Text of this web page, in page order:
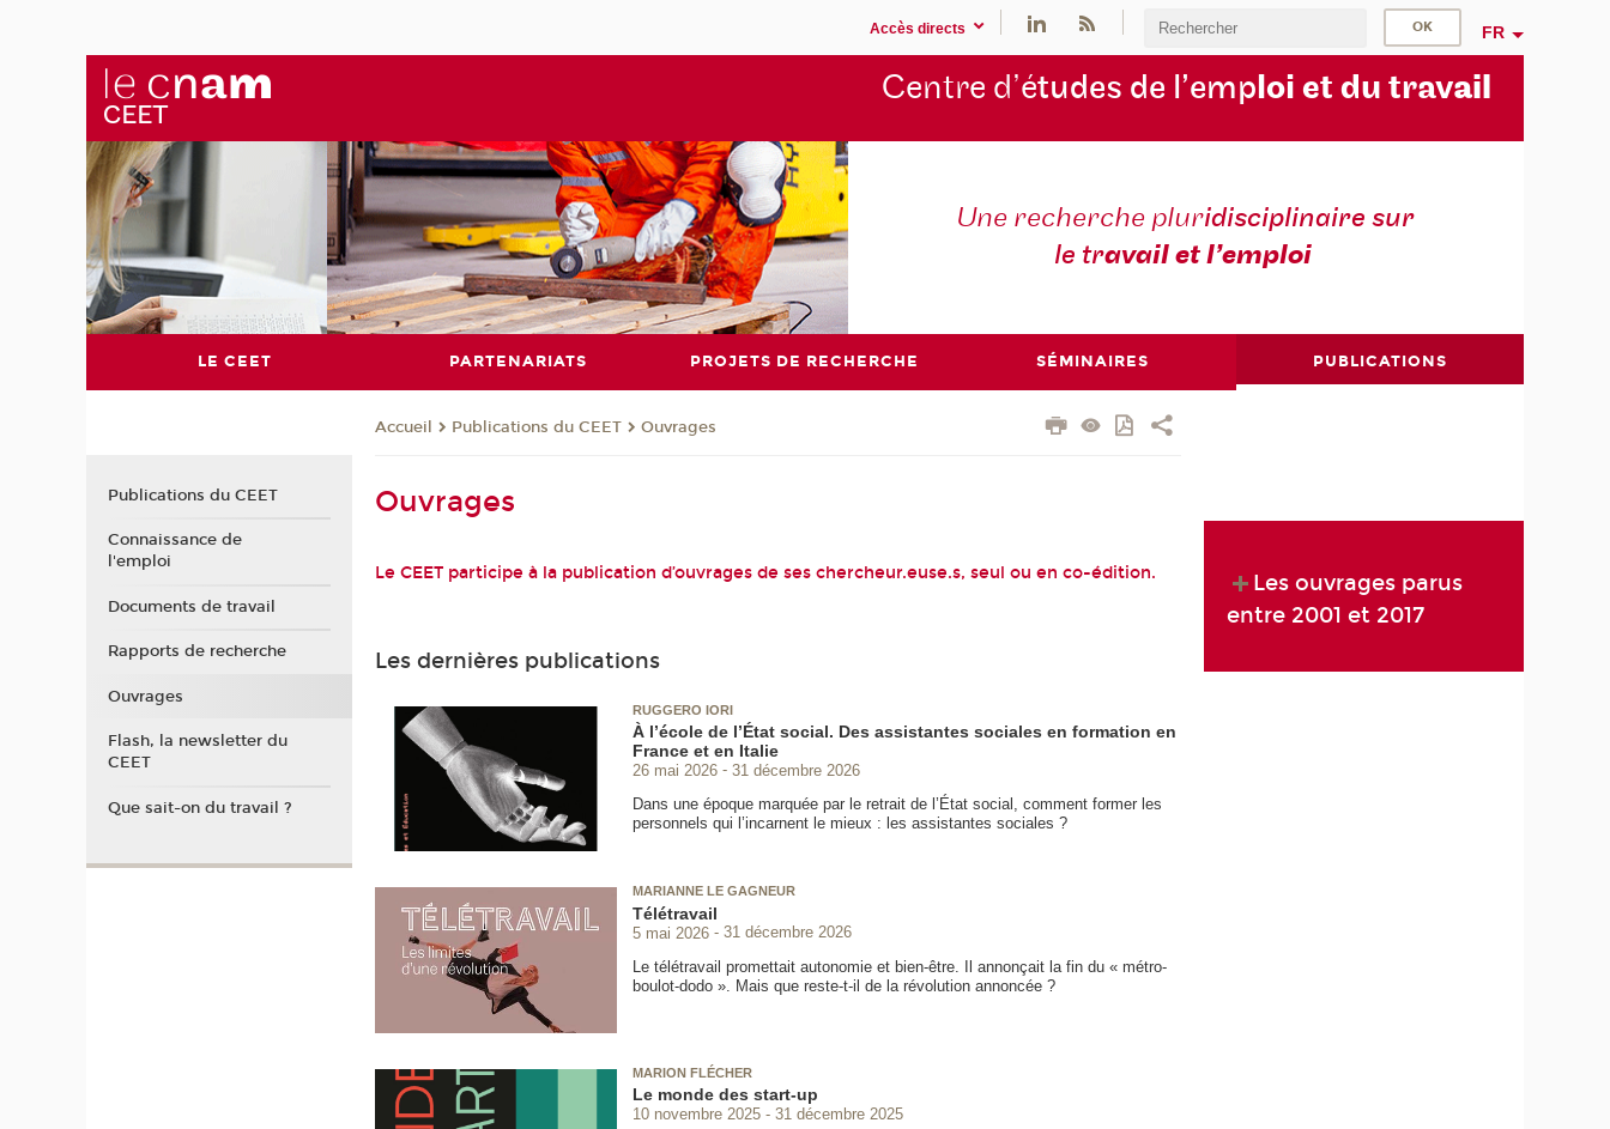
Accès directs FR
Centre d’études de l’emploi et du travail
Une recherche pluridisciplinaire sur
le travail et l’emploi
LE CEET PARTENARIATS PROJETS DE RECHERCHE SÉMINAIRES PUBLICATIONS
Accueil Publications du CEET Ouvrages
Ouvrages
Le CEET participe à la publication d’ouvrages de ses chercheur.euse.s, seul ou en co-édition.
Les dernières publications
RUGGERO IORI
À l’école de l’État social. Des assistantes sociales en formation en
France et en Italie
26 mai 2026
31 décembre 2026
Dans une époque marquée par le retrait de l’État social, comment former les
personnels qui l’incarnent le mieux : les assistantes sociales ?
MARIANNE LE GAGNEUR
Télétravail
5 mai 2026
31 décembre 2026
Le télétravail promettait autonomie et bien-être. Il annonçait la fin du « métro-
boulot-dodo ». Mais que reste-t-il de la révolution annoncée ?
MARION FLÉCHER
Le monde des start-up
10 novembre 2025
31 décembre 2025
Les ouvrages parus
entre 2001 et 2017
Publications du CEET
Connaissance de
l'emploi
Documents de travail
Rapports de recherche
Ouvrages
Flash, la newsletter du
CEET
Que sait-on du travail ?